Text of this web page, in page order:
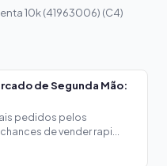
10k (41963006) (C4)
de Segunda Mão:
pedidos pelos
de vender rapi...